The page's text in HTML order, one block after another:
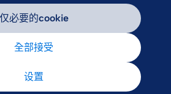
仅必要的cookie
全部接受
设置